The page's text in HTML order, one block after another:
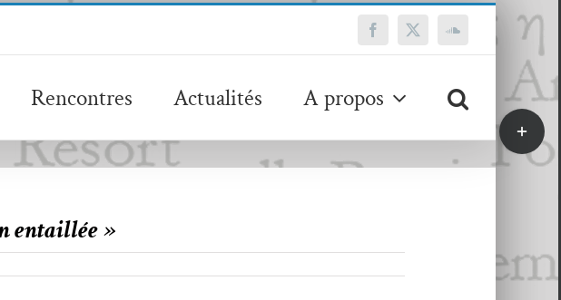
Facebook
X SoundCloud
Rencontres Actualités A propos
entaillée »
Bascule
de
la
barre